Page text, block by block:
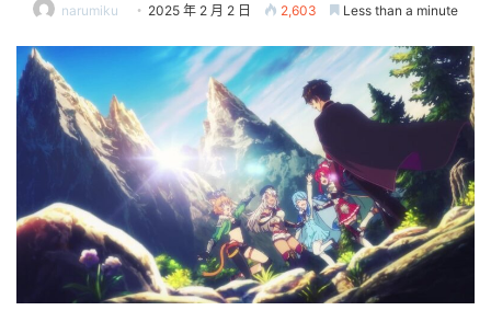
narumiku 2025 年 2 月 2 日 2,603 Less than a minute